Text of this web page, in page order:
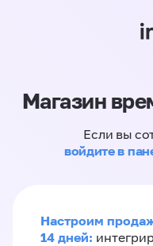
Магазин
Если вы
войдите в
Настроим
14 дней: